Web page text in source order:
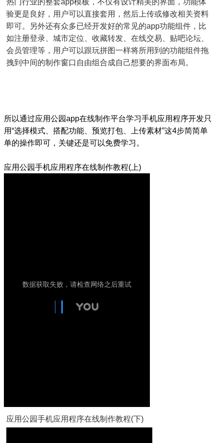
热门行业的整套app模板，不仅有设计精美的界面，功能体
验更是良好，用户可以直接套用，然后上传或修改相关资料
即可。另外还有众多已经开发好的常见的app功能组件，比
如注册登录、城市定位、收藏转发、在线交易、贴吧论坛、
会员管理等，用户可以跟玩拼图一样将所用到的功能组件拖
拽到中间的制作窗口自由组合成自己想要的界面布局。
所以通过应用公园app在线制作平台学习手机应用程序开发只
用“选择模式、搭配功能、预览打包、上传素材”这4步简简单
单的操作即可，关键还是可以免费学习。
应用公园手机应用程序在线制作教程(上)
应用公园手机应用程序在线制作教程(下)